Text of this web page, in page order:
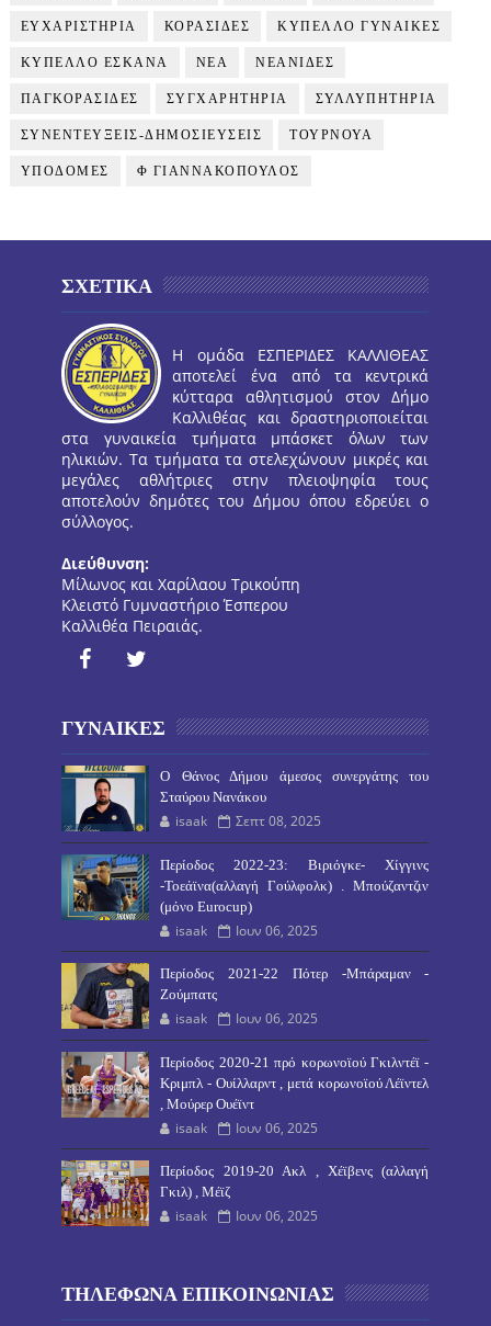
ΕΥΧΑΡΙΣΤΗΡΙΑ ΚΟΡΑΣΙΔΕΣ ΚΥΠΕΛΛΟ ΓΥΝΑΙΚΕΣ
ΚΥΠΕΛΛΟ ΕΣΚΑΝΑ ΝΕΑ ΝΕΑΝΙΔΕΣ
ΠΑΓΚΟΡΑΣΙΔΕΣ ΣΥΓΧΑΡΗΤΗΡΙΑ ΣΥΛΛΥΠΗΤΗΡΙΑ
ΣΥΝΕΝΤΕΥΞΕΙΣ-ΔΗΜΟΣΙΕΥΣΕΙΣ ΤΟΥΡΝΟΥΑ
ΥΠΟΔΟΜΕΣ Φ ΓΙΑΝΝΑΚΟΠΟΥΛΟΣ
ΣΧΕΤΙΚΑ
Η ομάδα ΕΣΠΕΡΙΔΕΣ ΚΑΛΛΙΘΕΑΣ
αποτελεί ένα από τα κεντρικά
κύτταρα αθλητισμού στον Δήμο
Καλλιθέας και δραστηριοποιείται
στα γυναικεία τμήματα μπάσκετ όλων των
ηλικιών. Τα τμήματα τα στελεχώνουν μικρές και
μεγάλες αθλήτριες στην πλειοψηφία τους
αποτελούν δημότες του Δήμου όπου εδρεύει ο
σύλλογος.
Διεύθυνση:
Μίλωνος και Χαρίλαου Τρικούπη
Κλειστό Γυμναστήριο Έσπερου
Καλλιθέα Πειραιάς.
ΓΥΝΑΙΚΕΣ
O Θάνος Δήμου άμεσος συνεργάτης του
Σταύρου Νανάκου
isaak Σεπτ 08, 2025
Περίοδος 2022-23: Βιριόγκε- Χίγγινς
-Τοεάϊνα(αλλαγή Γούλφολκ) . Μπούζαντζιν
(μόνο Eurocup)
isaak Ιουν 06, 2025
Περίοδος 2021-22 Πότερ -Μπάραμαν -
Ζούμπατς
isaak Ιουν 06, 2025
Περίοδος 2020-21 πρό κορωνοϊού Γκιλντέϊ -
Κριμπλ - Ουίλλαρντ , μετά κορωνοϊού Λέϊντελ
, Μούρερ Ουέϊντ
isaak Ιουν 06, 2025
Περίοδος 2019-20 Ακλ , Χέϊβενς (αλλαγή
Γκιλ) , Μέϊζ
isaak Ιουν 06, 2025
ΤΗΛΕΦΩΝΑ ΕΠΙΚΟΙΝΩΝΙΑΣ